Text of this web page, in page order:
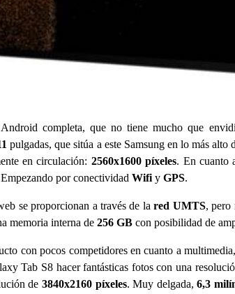
completa, que no tiene mucho que
pulgadas, que sitúa a este Samsung en lo más alto
en circulación: 2560x1600 píxeles. En cuanto
por conectividad Wifi y GPS.
se proporcionan a través de la red UMTS, pero
memoria interna de 256 GB con posibilidad de
con pocos competidores en cuanto a
Tab S8 hacer fantásticas fotos con una
de 3840x2160 píxeles. Muy delgada,6,3